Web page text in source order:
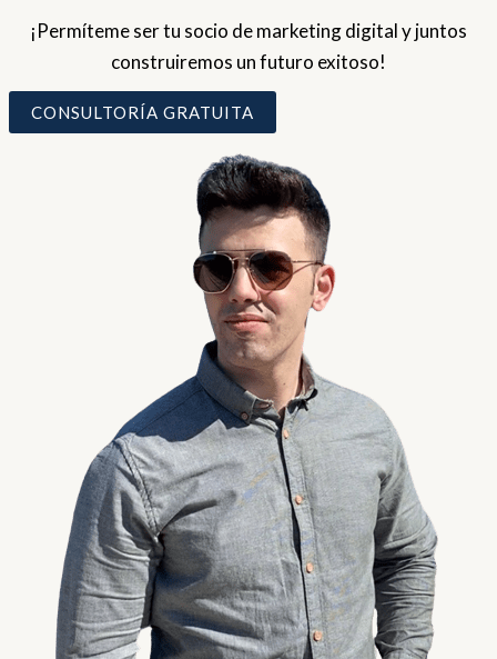
¡Permíteme ser tu socio de marketing digital y juntos
construiremos un futuro exitoso!
CONSULTORÍA GRATUITA